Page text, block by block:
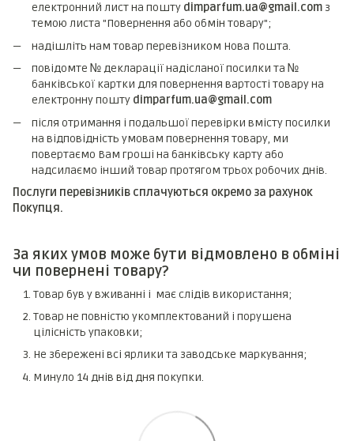
електронний лист на пошту dimparfum.ua@gmail.com з
темою листа "Повернення або обмін товару";
надішліть нам товар перевізником Нова Пошта.
повідомте № декларації надісланої посилки та №
банківської картки для повернення вартості товару на
електронну пошту dimparfum.ua@gmail.com
після отримання і подальшої перевірки вмісту посилки
на відповідність умовам повернення товару, ми
повертаємо Вам гроші на банківську карту або
надсилаємо інший товар протягом трьох робочих днів.
Послуги перевізників сплачуються окремо за рахунок
Покупця.
За яких умов може бути відмовлено в обміні
чи повернені товару?
Товар був у вживанні і має слідів використання;
Товар не повністю укомплектований і порушена
цілісність упаковки;
Не збережені всі ярлики та заводське маркування;
Минуло 14 днів від дня покупки.